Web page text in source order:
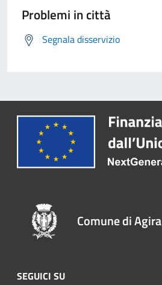
Problemi in città
Segnala disservizio
Comune di Agira
SEGUICI SU